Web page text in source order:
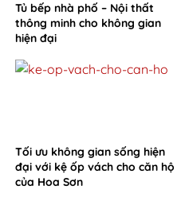
Tủ bếp nhà phố – Nội thất
thông minh cho không gian
hiện đại
Tối ưu không gian sống hiện
đại với kệ ốp vách cho căn hộ
của Hoa Sơn